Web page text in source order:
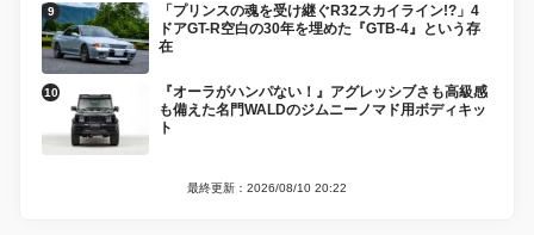
「プリンスの魂を受け継ぐR32スカイライン!?」4
ドアGT-R空白の30年を埋めた『GTB-4』という存
在
『オーラがハンパない！』アグレッシブさも高級感
も備えた名門WALDのジムニーノマド用ボディキッ
ト
最終更新：2026/08/10 20:22